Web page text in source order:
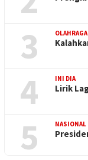
3 OLAHRAGA
4 INI DIA
Lirik
5 NASIONAL